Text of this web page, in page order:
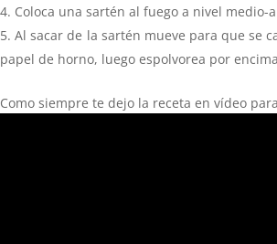
Coloca una sartén al fuego a nivel
Al sacar de la sartén mueve para que se
papel de horno, luego espolvorea por
Como siempre te dejo la receta en vídeo